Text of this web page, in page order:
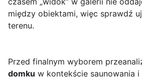
między obiektami, więc sprawdź
terenu.
Przed finalnym wyborem
domku w kontekście saunowania